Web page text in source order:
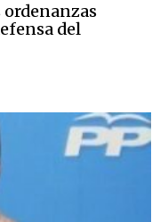
ordenanzas
del